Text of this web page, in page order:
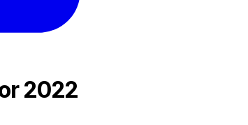
2022